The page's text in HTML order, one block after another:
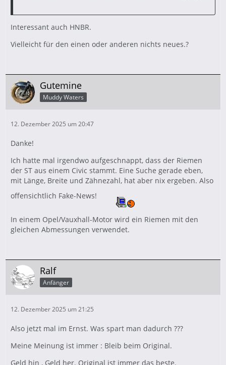
Interessant auch HNBR.
Vielleicht für den einen oder anderen nichts neues.?
Gutemine
Muddy Waters
12. Dezember 2025 um 20:47
Danke!
Ich hatte mal irgendwo aufgeschnappt, dass der Riemen
der ST aus einem Civic stammt. Eine Suche gerade eben,
mit Länge, Breite und Zähnezahl, hat aber nix ergeben. Also
offensichtlich Fake-News!
In einem Opel/Vauxhall-Motor wird ein Riemen mit den
gleichen Abmessungen verwendet.
Ralf
Anfänger
12. Dezember 2025 um 21:25
Also jetzt mal im Ernst. Was spart man dadurch ???
Meine Meinung ist immer : Bleib beim Original.
Geld hin , Geld her. Original ist immer das beste.